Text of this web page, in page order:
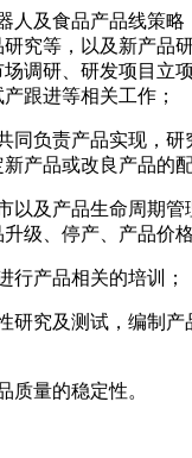
人及食品产品线策略
究等，以及新产品
调研、研发项目立
跟进等相关工作；
同负责产品实现，研
产品或改良产品的
以及产品生命周期管
级、停产、产品价
行产品相关的培训；
研究及测试，编制
质量的稳定性。